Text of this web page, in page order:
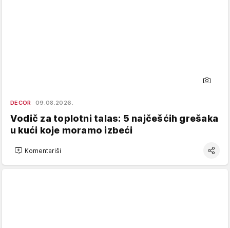
DECOR 09.08.2026.
Vodič za toplotni talas: 5 najčešćih grešaka
u kući koje moramo izbeći
Komentariši